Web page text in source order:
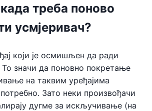
треба поново
усмјеривач?
који је осмишљен да ради
То значи да поновно покретање
на таквим уређајима
Зато неки произвођачи
дугме за искључивање (на